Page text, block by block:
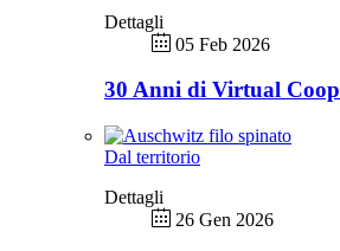
Dettagli
05 Feb 2026
30 Anni di Virtual Coop
Dal territorio
Dettagli
26 Gen 2026